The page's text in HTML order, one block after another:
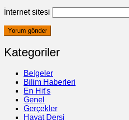
İnternet sitesi
Kategoriler
Belgeler
Bilim Haberleri
En Hit's
Genel
Gerçekler
Hayat Dersi